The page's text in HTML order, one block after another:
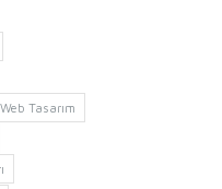
Tasarım